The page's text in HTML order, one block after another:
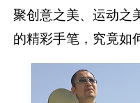
聚创意之美、运动之
的精彩手笔，究竟如